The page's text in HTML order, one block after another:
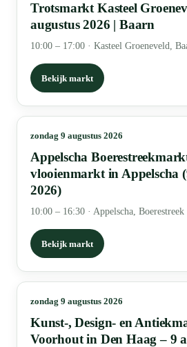
Trotsmarkt Kasteel
augustus 2026 | Baarn
10:00 – 17:00 · Kasteel Groeneveld,
Bekijk markt
zondag 9 augustus 2026
Appelscha
vlooienmarkt in Appelscha
2026)
10:00 – 16:30 · Appelscha, Boerestreek
Bekijk markt
zondag 9 augustus 2026
Kunst-, Design- en
Voorhout in Den Haag – 9